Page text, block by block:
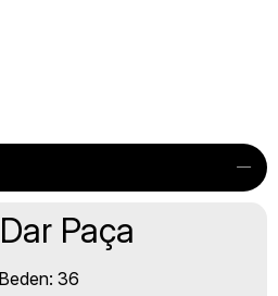
Paça
36